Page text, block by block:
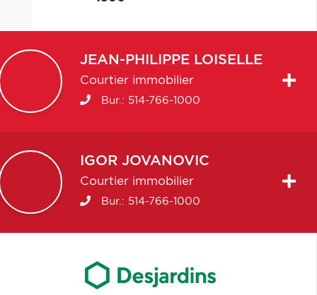
JEAN-PHILIPPE LOISELLE
Courtier immobilier
Bur.: 514-766-1000
IGOR JOVANOVIC
Courtier immobilier
Bur.: 514-766-1000